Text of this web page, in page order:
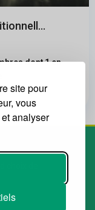
site pour
vous
analyser
dont 1 en
choix de